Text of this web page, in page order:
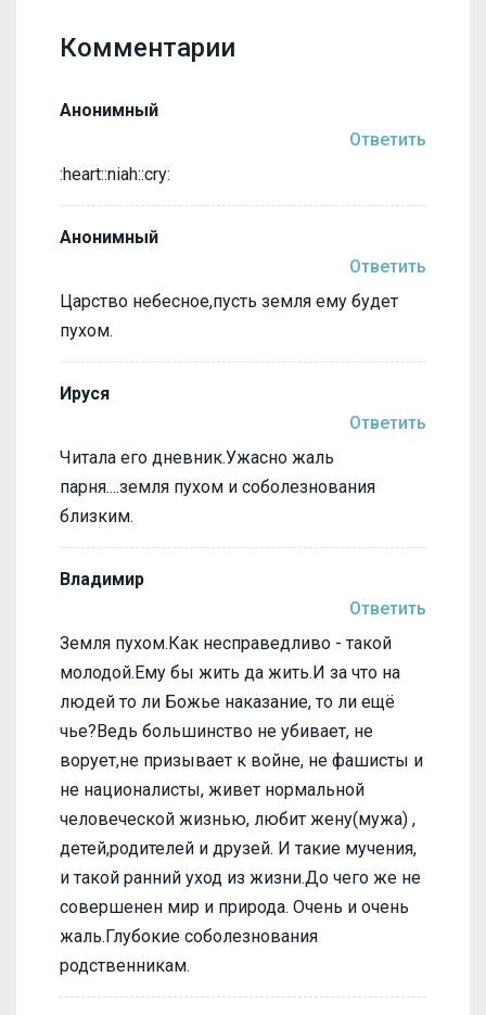
Комментарии
Анонимный
Ответить
:heart::niah::cry:
Анонимный
Ответить
Царство небесное,пусть земля ему будет
пухом.
Ируся
Ответить
Читала его дневник.Ужасно жаль
парня....земля пухом и соболезнования
близким.
Владимир
Ответить
Земля пухом.Как несправедливо - такой
молодой.Ему бы жить да жить.И за что на
людей то ли Божье наказание, то ли ещё
чье?Ведь большинство не убивает, не
ворует,не призывает к войне, не фашисты и
не националисты, живет нормальной
человеческой жизнью, любит жену(мужа) ,
детей,родителей и друзей. И такие мучения,
и такой ранний уход из жизни.До чего же не
совершенен мир и природа. Очень и очень
жаль.Глубокие соболезнования
родственникам.